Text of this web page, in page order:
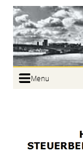
Menu
Links